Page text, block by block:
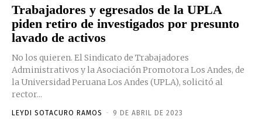
Trabajadores y egresados de la UPLA
piden retiro de investigados por presunto
lavado de activos
No los quieren. El Sindicato de Trabajadores
Administrativos y la Asociación Promotora Los Andes, de
la Universidad Peruana Los Andes (UPLA), solicitó al
rector...
LEYDI SOTACURO RAMOS - 9 DE ABRIL DE 2023